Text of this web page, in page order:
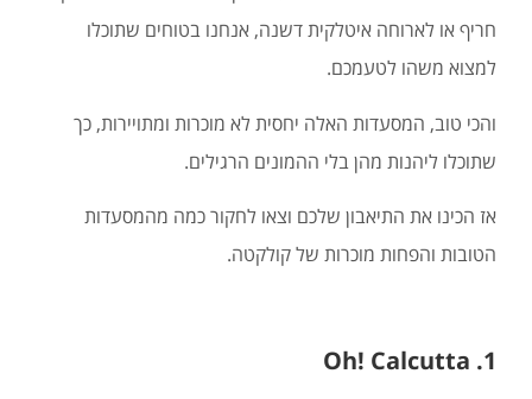
חריף או לארוחה איטלקית דשנה, אנחנו בטוחים שתוכלו
למצוא משהו לטעמכם.
והכי טוב, המסעדות האלה יחסית לא מוכרות ומתויירות, כך
שתוכלו ליהנות מהן בלי ההמונים הרגילים.
אז הכינו את התיאבון שלכם וצאו לחקור כמה מהמסעדות
הטובות והפחות מוכרות של קולקטה.
1. Oh! Calcutta